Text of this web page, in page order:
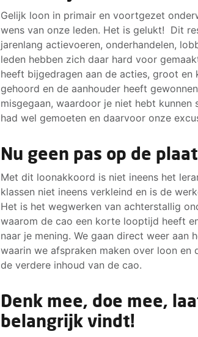
Gelijk loon in primair en voortgezet
wens van onze leden. Het is gelukt! Dit
jarenlang actievoeren, onderhandelen,
leden hebben zich daar hard voor
heeft bijgedragen aan de acties, groot en
gehoord en de aanhouder heeft
misgegaan, waardoor je niet hebt kunnen
had wel gemoeten en daarvoor onze
Nu geen pas op de
Met dit loonakkoord is niet ineens het
klassen niet ineens verkleind en is de
Het is het wegwerken van achterstallig
waarom de cao een korte looptijd heeft
naar je mening. We gaan direct weer aan
waarin we afspraken maken over loon en
de verdere inhoud van de cao.
Denk mee, doe mee,
belangrijk vindt!